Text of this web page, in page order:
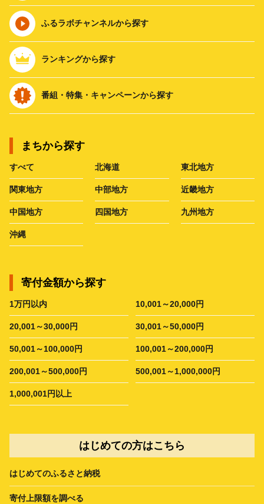
ふるラボチャンネルから探す
ランキングから探す
番組・特集・キャンペーンから探す
まちから探す
すべて 北海道 東北地方
関東地方 中部地方 近畿地方
中国地方 四国地方 九州地方
沖縄
寄付金額から探す
1万円以内 10,001～20,000円
20,001～30,000円 30,001～50,000円
50,001～100,000円 100,001～200,000円
200,001～500,000円 500,001～1,000,000円
1,000,001円以上
はじめての方はこちら
はじめてのふるさと納税
寄付上限額を調べる